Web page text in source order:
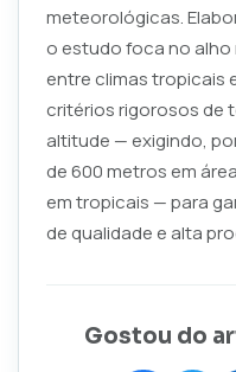
meteorológicas.
o estudo foca no
entre climas tropicais
critérios rigorosos de
altitude — exigindo,
de 600 metros em
em tropicais — para
de qualidade e alta
Gostou do